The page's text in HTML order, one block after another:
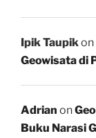
Ipik Taupik on
Geowisata di
Adrian on
Buku Narasi